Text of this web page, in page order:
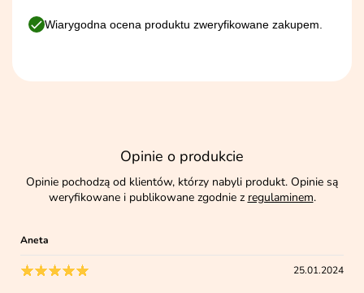
Wiarygodna ocena produktu zweryfikowane zakupem.
Opinie o produkcie
Opinie pochodzą od klientów, którzy nabyli produkt. Opinie są
weryfikowane i publikowane zgodnie z regulaminem.
Aneta
25.01.2024